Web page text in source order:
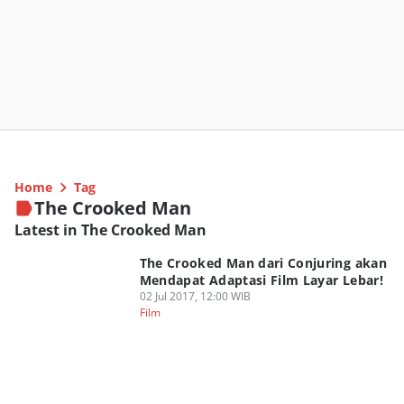
Home Tag
The Crooked Man
Latest in The Crooked Man
The Crooked Man dari Conjuring akan
Mendapat Adaptasi Film Layar Lebar!
02 Jul 2017, 12:00 WIB
Film